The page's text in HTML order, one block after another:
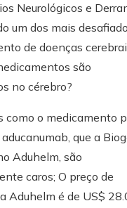
Neurológicos e
um dos mais
de doenças
são
no cérebro?
como o medicamento
que a
Aduhelm, são
caros; O preço de
Aduhelm é de US$